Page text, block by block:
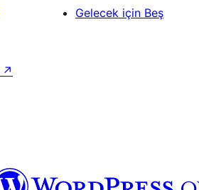
Gelecek için Beş
↗